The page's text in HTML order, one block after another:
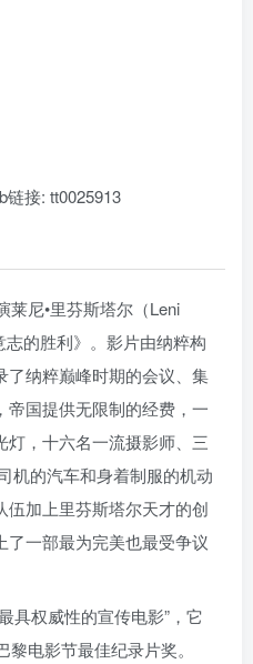
接: tt0025913
莱尼•里芬斯塔尔（Leni
的胜利》。影片由纳粹构
了纳粹巅峰时期的会议、集
国提供无限制的经费，一
，十六名一流摄影师、三
机的汽车和身着制服的机动
加上里芬斯塔尔天才的创
一部最为完美也最受争议
具权威性的宣传电影”，它
电影节最佳纪录片奖。